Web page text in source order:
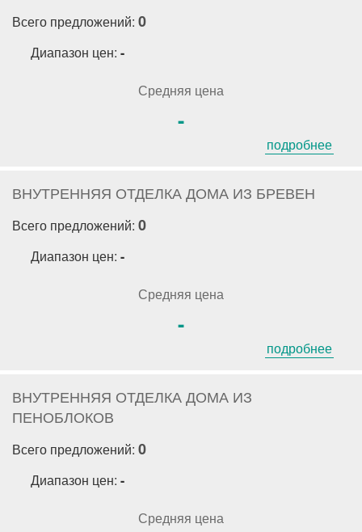
Всего предложений: 0
Диапазон цен: -
Средняя цена
-
подробнее
ВНУТРЕННЯЯ ОТДЕЛКА ДОМА ИЗ БРЕВЕН
Всего предложений: 0
Диапазон цен: -
Средняя цена
-
подробнее
ВНУТРЕННЯЯ ОТДЕЛКА ДОМА ИЗ
ПЕНОБЛОКОВ
Всего предложений: 0
Диапазон цен: -
Средняя цена